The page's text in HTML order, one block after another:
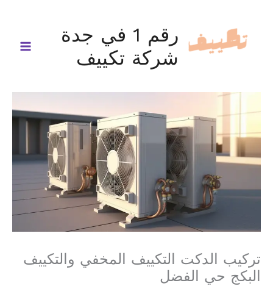
المحتوى
رقم 1 في جدة
شركة تكييف
تركيب الدكت التكييف المخفي والتكييف
البكج حي الفضل